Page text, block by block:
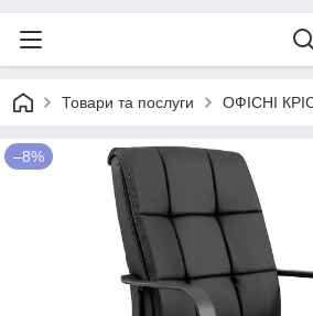
Товари та послуги ОФІСНІ
–8%